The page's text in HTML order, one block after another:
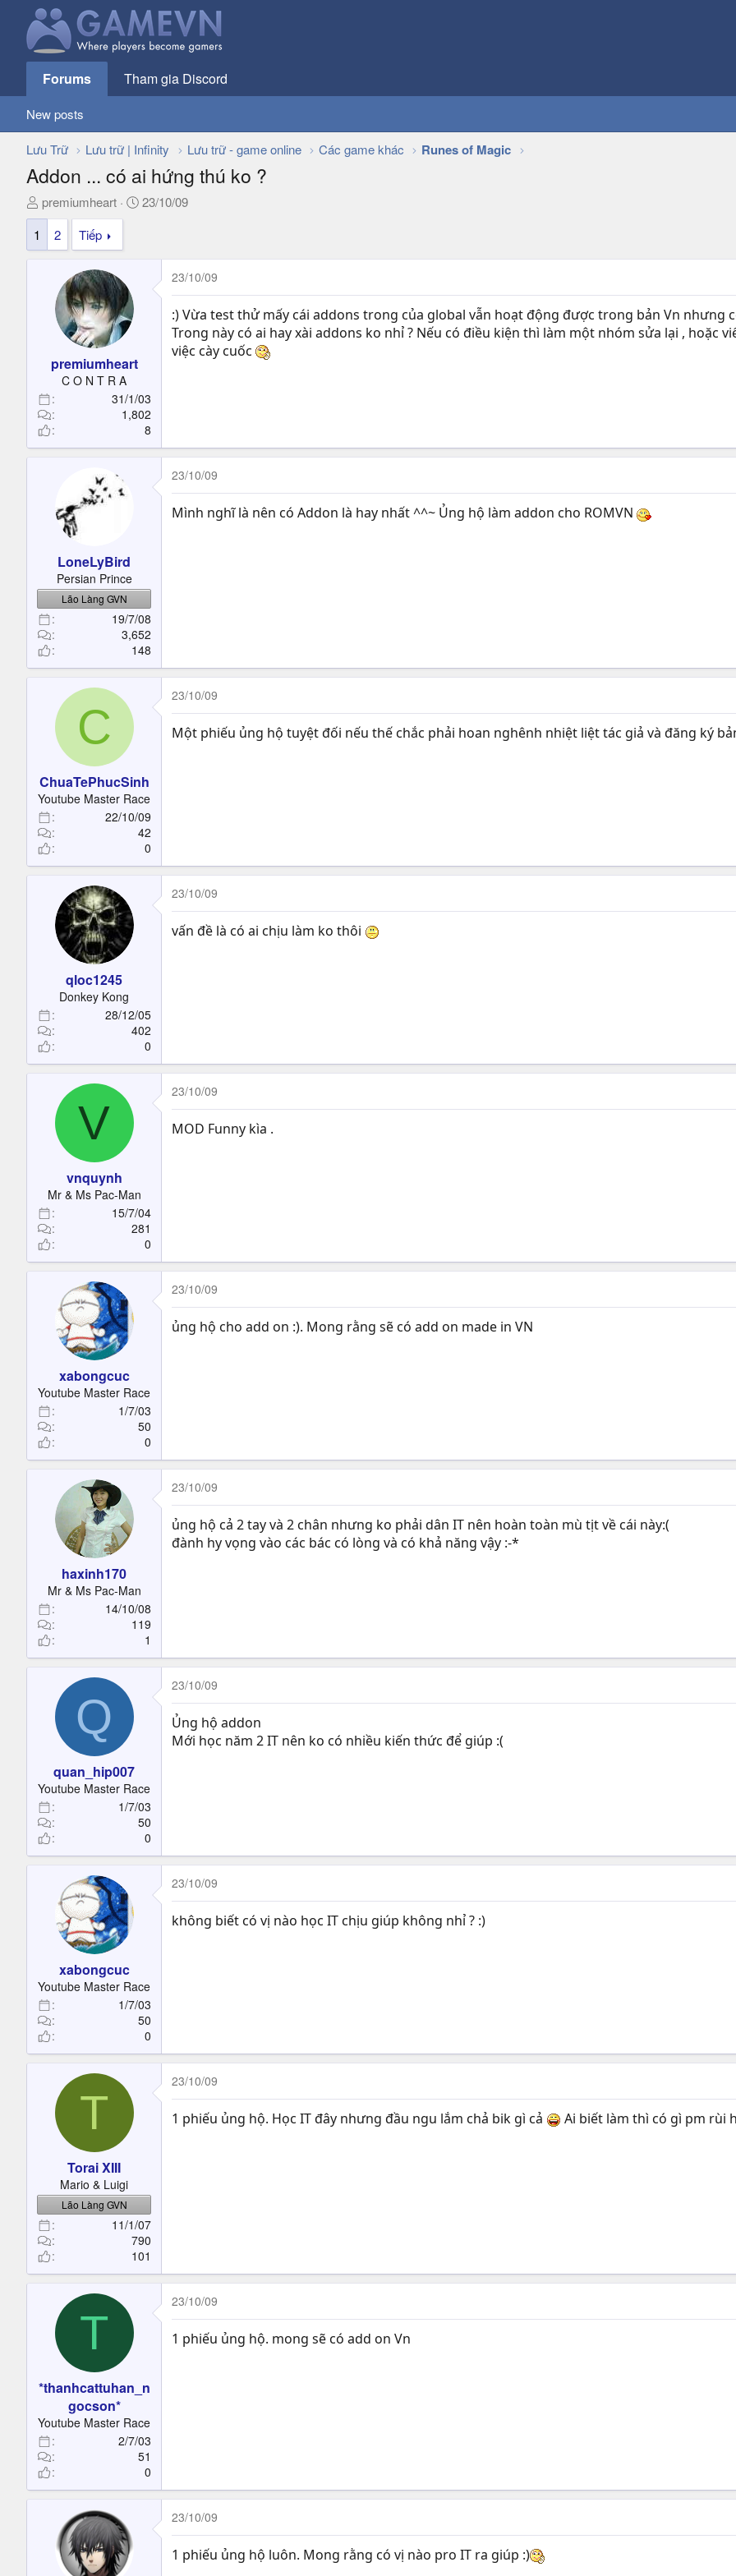
Forums Tham gia Discord
New posts
Lưu Trữ Lưu trữ | Infinity Lưu trữ - game online Các game khác Runes of Magic
Addon ... có ai hứng thú ko ?
T
h
e
e
r
premiumheart
N
23/10/09
1
2 Tiếp
premiumheart
C O N T R A
31/1/03
1,802
8
23/10/09
:) Vừa test thử mấy cái addons trong của global vẫn hoạt động được trong bản Vn nhưng
Trong này có ai hay xài addons ko nhỉ ? Nếu có điều kiện thì làm một nhóm sửa lại , hoặc
việc cày cuốc
LoneLyBird
Persian Prince
Lão Làng GVN
19/7/08
3,652
148
23/10/09
Mình nghĩ là nên có Addon là hay nhất ^^~ Ủng hộ làm addon cho ROMVN
C
ChuaTePhucSinh
Youtube Master Race
22/10/09
42
0
23/10/09
Một phiếu ủng hộ tuyệt đối nếu thế chắc phải hoan nghênh nhiệt liệt tác giả và đăng ký
qloc1245
Donkey Kong
28/12/05
402
0
23/10/09
vấn đề là có ai chịu làm ko thôi
V
vnquynh
Mr & Ms Pac-Man
15/7/04
281
0
23/10/09
MOD Funny kìa .
xabongcuc
Youtube Master Race
1/7/03
50
0
23/10/09
ủng hộ cho add on :). Mong rằng sẽ có add on made in VN
haxinh170
Mr & Ms Pac-Man
14/10/08
119
1
23/10/09
ủng hộ cả 2 tay và 2 chân nhưng ko phải dân IT nên hoàn toàn mù tịt về cái này:(
đành hy vọng vào các bác có lòng và có khả năng vậy :-*
Q
quan_hip007
Youtube Master Race
1/7/03
50
0
23/10/09
Ủng hộ addon
Mới học năm 2 IT nên ko có nhiều kiến thức để giúp :(
xabongcuc
Youtube Master Race
1/7/03
50
0
23/10/09
không biết có vị nào học IT chịu giúp không nhỉ ? :)
T
Torai XIII
Mario & Luigi
Lão Làng GVN
11/1/07
790
101
23/10/09
1 phiếu ủng hộ. Học IT đây nhưng đầu ngu lắm chả bik gì cả Ai biết làm thì có gì pm rùi
T
*thanhcattuhan_n
gocson*
Youtube Master Race
2/7/03
51
0
23/10/09
1 phiếu ủng hộ. mong sẽ có add on Vn
23/10/09
1 phiếu ủng hộ luôn. Mong rằng có vị nào pro IT ra giúp :)